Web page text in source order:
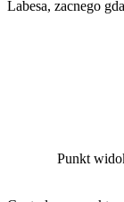
Labesa, zacnego
Punkt